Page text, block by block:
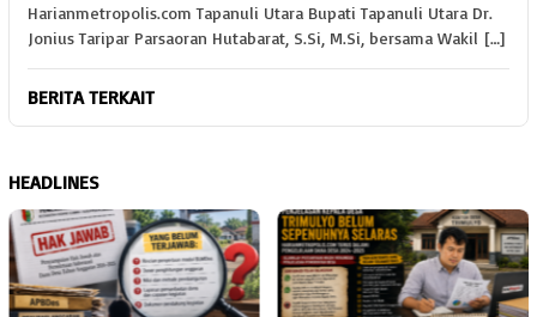
Harianmetropolis.com Tapanuli Utara Bupati Tapanuli Utara Dr.
Jonius Taripar Parsaoran Hutabarat, S.Si, M.Si, bersama Wakil […]
BERITA TERKAIT
HEADLINES